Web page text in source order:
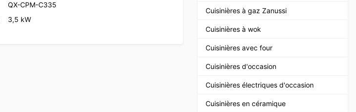
QX-CPM-C335
3,5 kW
Cuisinières à gaz Zanussi
Cuisinières à wok
Cuisinières avec four
Cuisinières d'occasion
Cuisinières électriques d'occasion
Cuisinières en céramique